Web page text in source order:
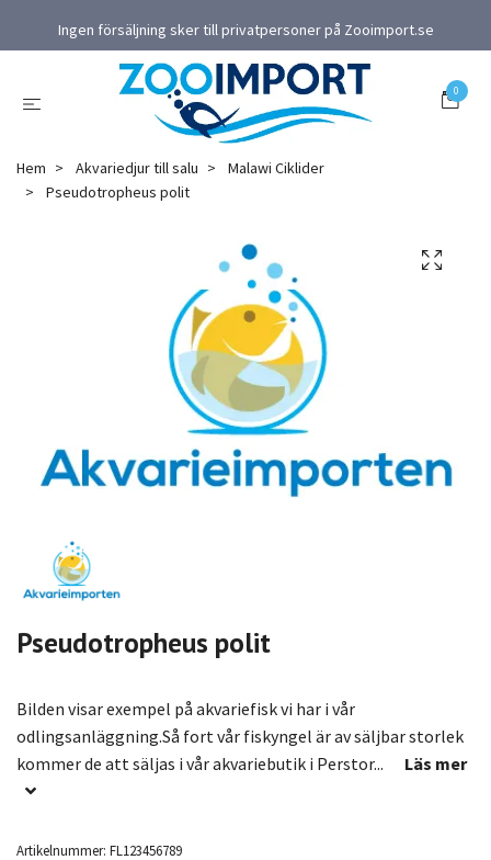
Ingen försäljning sker till privatpersoner på Zooimport.se
0
Hem Akvariedjur till salu
Malawi Ciklider
Pseudotropheus polit
Pseudotropheus polit
Bilden visar exempel på akvariefisk vi har i vår
odlingsanläggning.Så fort vår fiskyngel är av säljbar storlek
kommer de att säljas i vår akvariebutik i Perstor...
Läs mer
Artikelnummer: FL123456789